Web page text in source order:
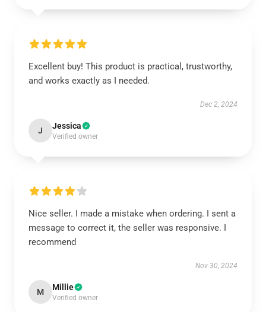
Excellent buy! This product is practical, trustworthy,
and works exactly as I needed.
Dec 2, 2024
J Jessica
Verified owner
Nice seller. I made a mistake when ordering. I sent a
message to correct it, the seller was responsive. I
recommend
Nov 30, 2024
M Millie
Verified owner